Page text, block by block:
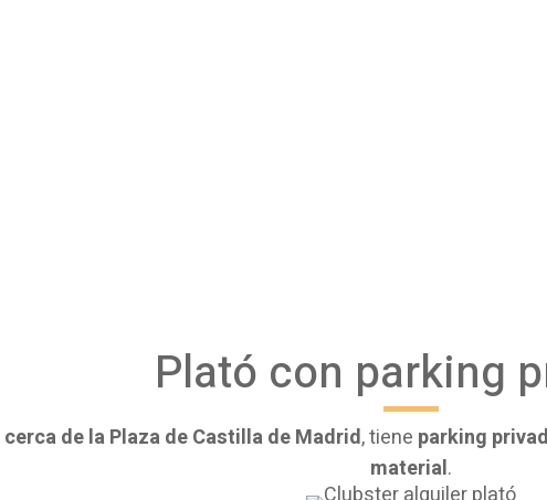
Plató con parking
cerca de la Plaza de Castilla de Madrid, tiene parking
material.